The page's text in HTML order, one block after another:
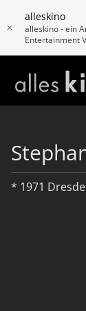
alleskino
alleskino - ein
Entertainment
* 1971